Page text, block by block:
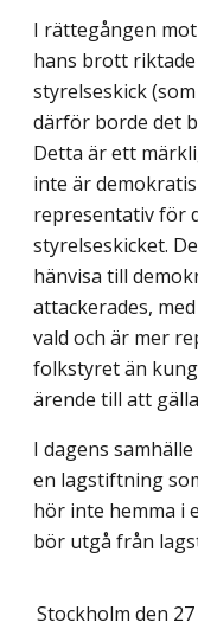
I rättegången
hans brott
styrelseskick
därför borde det
Detta är ett
inte är
representativ för
styrelseskicket.
hänvisa till
attackerades,
vald och är mer
folkstyret än
ärende till att
I dagens
en lagstiftning
hör inte hemma i
bör utgå från
Stockholm den